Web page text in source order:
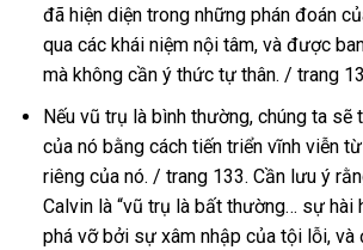
đã hiện diện trong những phán đoán
qua các khái niệm nội tâm, và được
mà không cần ý thức tự thân. / trang
Nếu vũ trụ là bình thường, chúng ta sẽ
của nó bằng cách tiến triển vĩnh viễn
riêng của nó. / trang 133. Cần lưu ý
Calvin là “vũ trụ là bất thường… sự hài
phá vỡ bởi sự xâm nhập của tội lỗi, và